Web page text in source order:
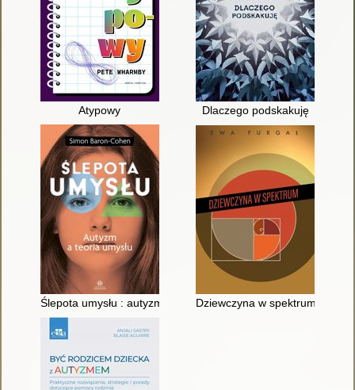
Atypowy Dlaczego podskakuję
Ślepota umysłu : autyzm a teoria umysłuDziewczyna w spektrum